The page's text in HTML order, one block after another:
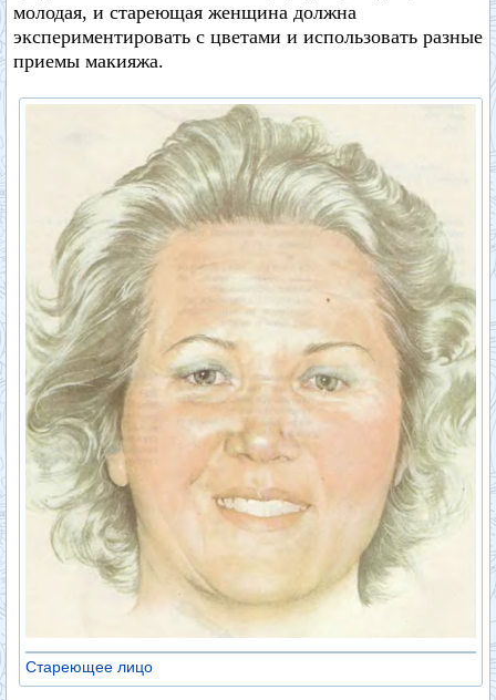
молодая, и стареющая женщина должна
экспериментировать с цветами и использовать разные
приемы макияжа.
Стареющее лицо